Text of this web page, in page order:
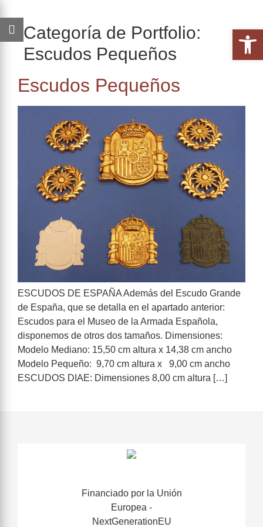
Abrir
Categoría de Portfolio:
Escudos Pequeños
Escudos Pequeños
ESCUDOS DE ESPAÑA Además del Escudo Grande
de España, que se detalla en el apartado anterior:
Escudos para el Museo de la Armada Española,
disponemos de otros dos tamaños. Dimensiones:
Modelo Mediano: 15,50 cm altura x 14,38 cm ancho
Modelo Pequeño: 9,70 cm altura x 9,00 cm ancho
ESCUDOS DIAE: Dimensiones 8,00 cm altura […]
Financiado por la Unión
Europea -
NextGenerationEU